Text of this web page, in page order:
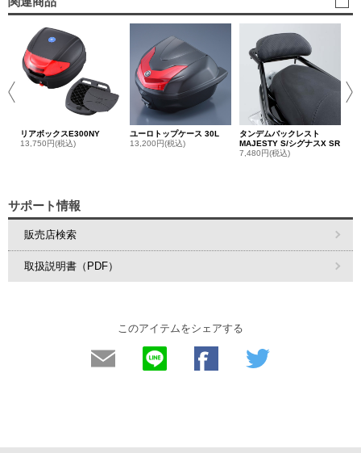
リアボックスE300NY
13,750円(税込)
ユーロトップケース 30L
13,200円(税込)
タンデムバックレスト
MAJESTY S/シグナスX SR
7,480円(税込)
サポート情報
販売店検索
取扱説明書（PDF）
このアイテムをシェアする